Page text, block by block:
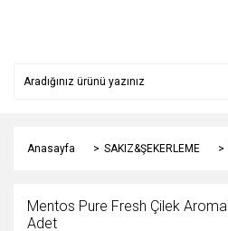
Anasayfa SAKIZ&ŞEKERLEME
Mentos Pure Fresh Çilek
Adet